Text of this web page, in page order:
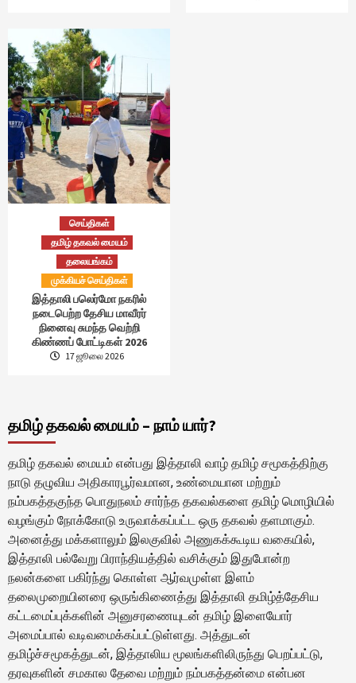
செய்திகள்
தமிழ் தகவல் மையம்
தலையங்கம்
முக்கியச் செய்திகள்
இத்தாலி பலெர்மோ நகரில்
நடைபெற்ற தேசிய மாவீரர்
நினைவு சுமந்த வெற்றி
கிண்ணப் போட்டிகள் 2026
17 ஜூலை 2026
தமிழ் தகவல் மையம் – நாம் யார்?
தமிழ் தகவல் மையம் என்பது இத்தாலி வாழ் தமிழ் சமூகத்திற்கு
நாடு தழுவிய அதிகாரபூர்வமான, உண்மையான மற்றும்
நம்பகத்தகுந்த பொதுநலம் சார்ந்த தகவல்களை தமிழ் மொழியில்
வழங்கும் நோக்கோடு உருவாக்கப்பட்ட ஒரு தகவல் தளமாகும்.
அனைத்து மக்களாலும் இலகுவில் அணுகக்கூடிய வகையில்,
இத்தாலி பல்வேறு பிராந்தியத்தில் வசிக்கும் இதுபோன்ற
நலன்களை பகிர்ந்து கொள்ள ஆர்வமுள்ள இளம்
தலைமுறையினரை ஒருங்கிணைத்து இத்தாலி தமிழ்த்தேசிய
கட்டமைப்புக்களின் அனுசரணையுடன் தமிழ் இளையோர்
அமைப்பால் வடிவமைக்கப்பட்டுள்ளது. அத்துடன்
தமிழ்ச்சமூகத்துடன், இத்தாலிய மூலங்களிலிருந்து பெறப்பட்டு,
தரவுகளின் சமகால தேவை மற்றும் நம்பகத்தன்மை என்பன